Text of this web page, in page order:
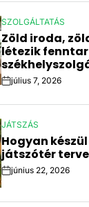
POSTED
IN
SZOLGÁLTATÁS
Zöld iroda,
létezik
Postjúlius 7, 2026
POSTED
IN
JÁTSZÁS
Hogyan
játszótér
Post
Date
június 22, 2026